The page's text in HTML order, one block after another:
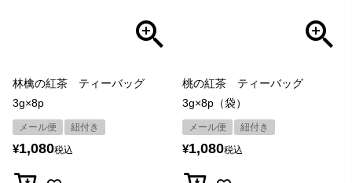
林檎の紅茶 ティーバッグ
3g×8p
メール便 紐付き
¥1,080税込
桃の紅茶 ティーバッグ
3g×8p（袋）
メール便 紐付き
¥1,080税込